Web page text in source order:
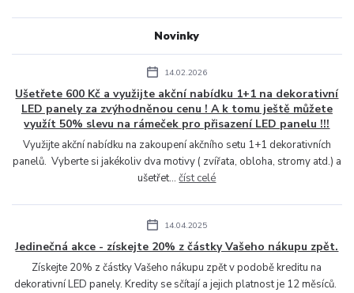
Novinky
14.02.2026
Ušetřete 600 Kč a využijte akční nabídku 1+1 na dekorativní
LED panely za zvýhodněnou cenu ! A k tomu ještě můžete
využít 50% slevu na rámeček pro přisazení LED panelu !!!
Využijte akční nabídku na zakoupení akčního setu 1+1 dekorativních
panelů. Vyberte si jakékoliv dva motivy ( zvířata, obloha, stromy atd.) a
ušetřet...číst celé
14.04.2025
Jedinečná akce - získejte 20% z částky Vašeho nákupu zpět.
Získejte 20% z částky Vašeho nákupu zpět v podobě kreditu na
dekorativní LED panely. Kredity se sčítají a jejich platnost je 12 měsíců.